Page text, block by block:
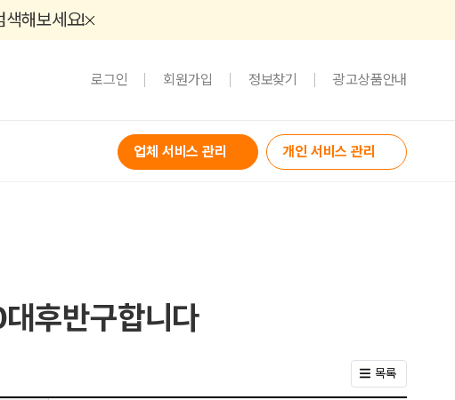
색해보세요!
로그인 회원가입 정보찾기 광고상품안내
업체 서비스 관리 개인 서비스 관리
후반구합니다
목록